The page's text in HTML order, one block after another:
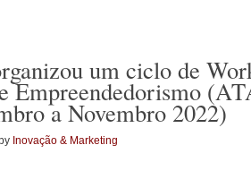
um ciclo de
Empreendedorismo
a Novembro 2022)
by Inovação & Marketing